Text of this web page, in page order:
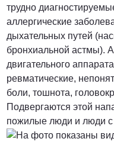
трудно
аллергические
дыхательных путей
бронхиальной астмы).
двигательного
ревматические,
боли, тошнота,
Подвергаются этой
пожилые люди и люди